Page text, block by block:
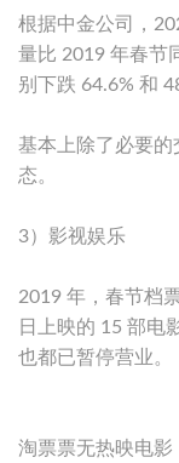
根据中金公司，
量比 2019 年春节
别下跌 64.6% 和
基本上除了必要
态。
3）影视娱乐
2019 年，春节档
日上映的 15 部电
也都已暂停营业。
淘票票无热映电影